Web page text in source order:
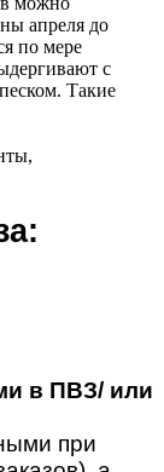
апреля до
по мере
с
Такие
в ПВЗ/ или
при